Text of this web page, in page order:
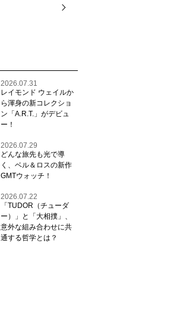
2026.07.31
レイモンド ウェイルか
ら渾身の新コレクショ
ン「A.R.T.」がデビュ
ー！
2026.07.29
どんな旅先も光で導
く、ベル＆ロスの新作
GMTウォッチ！
2026.07.22
「TUDOR（チューダ
ー）」と「大相撲」、
意外な組み合わせに共
通する哲学とは？